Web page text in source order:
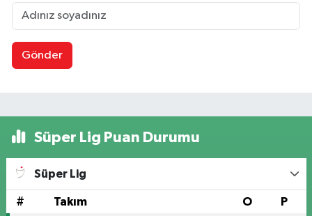
Gönder
Süper Lig Puan Durumu
Süper Lig
# Takım O P